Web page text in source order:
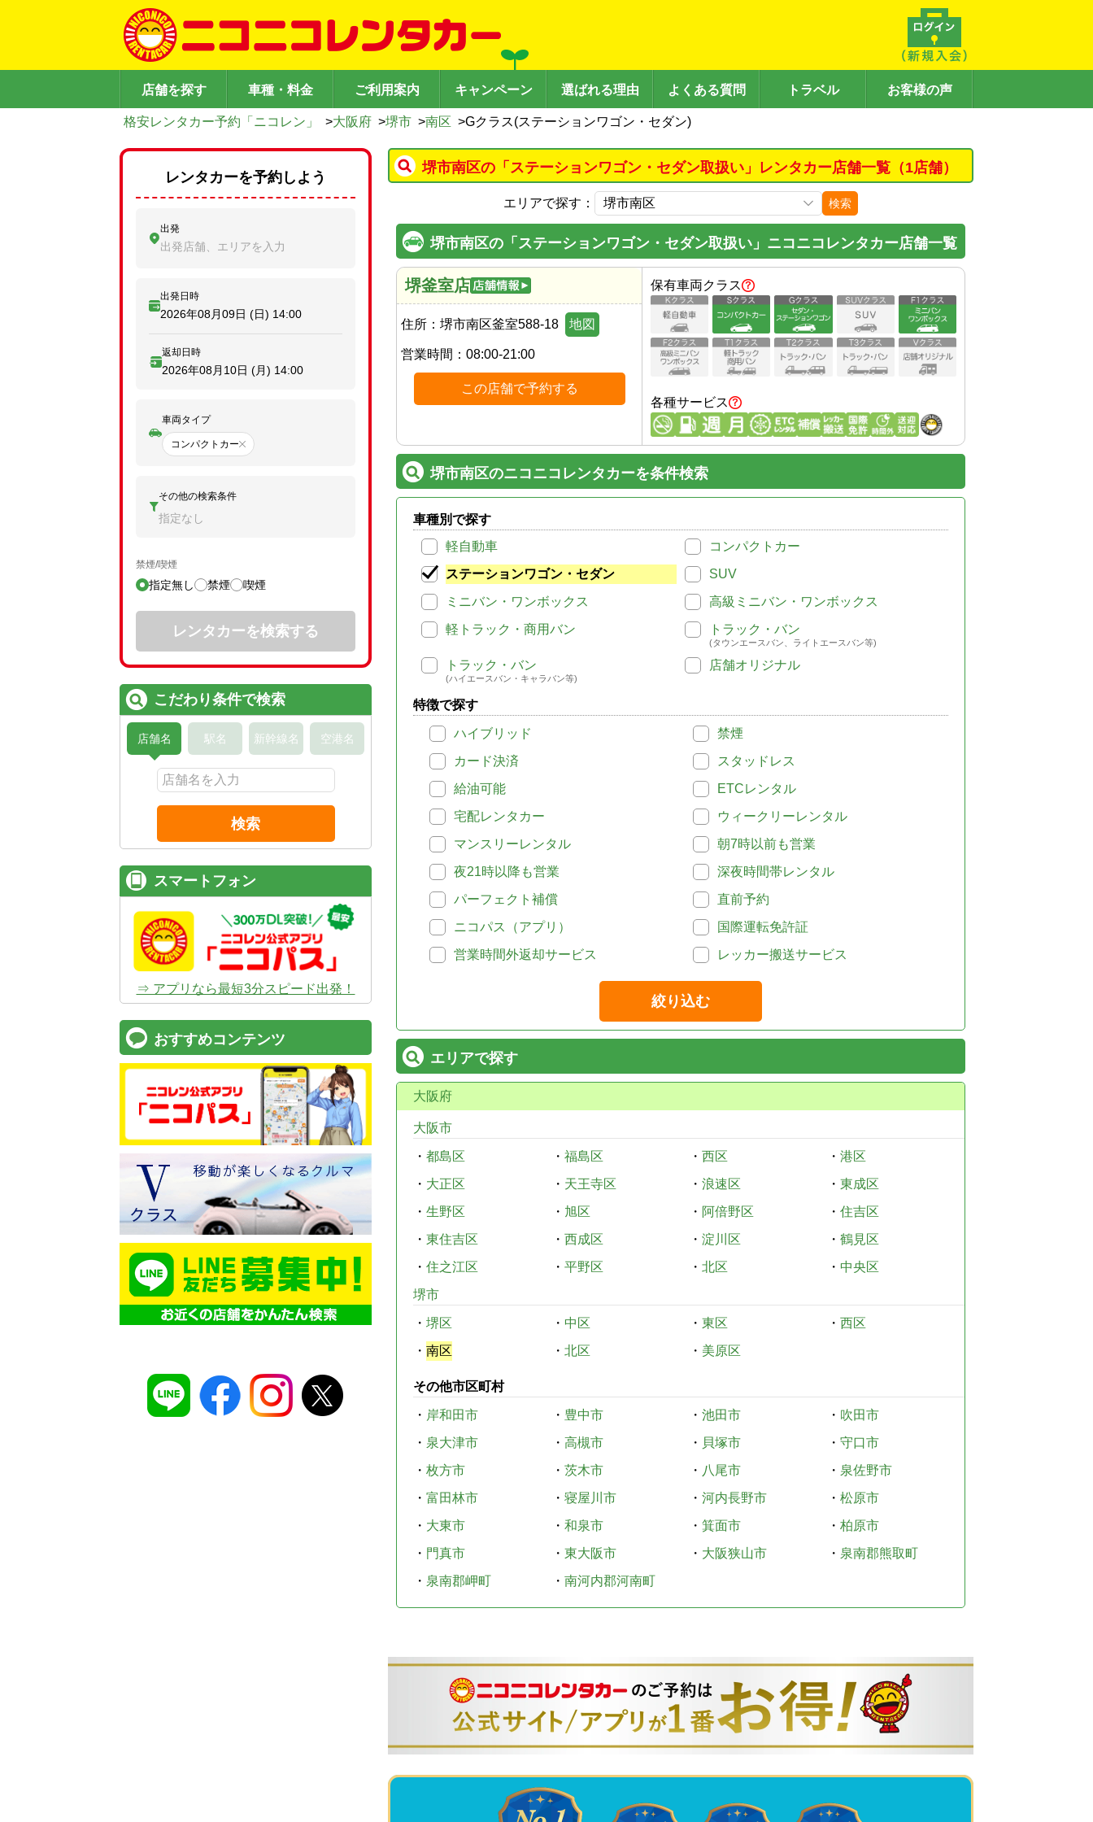
店舗を探す 車種・料金 ご利用案内 キャンペーン 選ばれる理由 よくある質問 トラベル お客様の声
格安レンタカー予約「ニコレン」 >大阪府 >堺市 >南区 >Gクラス(ステーションワゴン・セダン)
堺市南区の「ステーションワゴン・セダン取扱い」レンタカー店舗一覧（1店舗）
エリアで探す： 検索
堺市南区の「ステーションワゴン・セダン取扱い」ニコニコレンタカー店舗一覧
堺釜室店
住所： 堺市南区釜室588-18 地図
営業時間： 08:00-21:00
この店舗で予約する
保有車両クラス
各種サービス
堺市南区のニコニコレンタカーを条件検索
車種別で探す
軽自動車
コンパクトカー
ステーションワゴン・セダン
SUV
ミニバン・ワンボックス
高級ミニバン・ワンボックス
軽トラック・商用バン
トラック・バン
(タウンエースバン、ライトエースバン等)
トラック・バン
(ハイエースバン・キャラバン等)
店舗オリジナル
特徴で探す
ハイブリッド
禁煙
カード決済
スタッドレス
給油可能
ETCレンタル
宅配レンタカー
ウィークリーレンタル
マンスリーレンタル
朝7時以前も営業
夜21時以降も営業
深夜時間帯レンタル
パーフェクト補償
直前予約
ニコパス（アプリ）
国際運転免許証
営業時間外返却サービス
レッカー搬送サービス
絞り込む
エリアで探す
大阪府
大阪市
・ 都島区 ・ 福島区 ・ 西区 ・ 港区
・ 大正区 ・ 天王寺区 ・ 浪速区 ・ 東成区
・ 生野区 ・ 旭区 ・ 阿倍野区 ・ 住吉区
・ 東住吉区 ・ 西成区 ・ 淀川区 ・ 鶴見区
・ 住之江区 ・ 平野区 ・ 北区 ・ 中央区
堺市
・ 堺区 ・ 中区 ・ 東区 ・ 西区
・ 南区 ・ 北区 ・ 美原区
その他市区町村
・ 岸和田市 ・ 豊中市 ・ 池田市 ・ 吹田市
・ 泉大津市 ・ 高槻市 ・ 貝塚市 ・ 守口市
・ 枚方市 ・ 茨木市 ・ 八尾市 ・ 泉佐野市
・ 富田林市 ・ 寝屋川市 ・ 河内長野市 ・ 松原市
・ 大東市 ・ 和泉市 ・ 箕面市 ・ 柏原市
・ 門真市 ・ 東大阪市 ・ 大阪狭山市 ・ 泉南郡熊取町
・ 泉南郡岬町 ・ 南河内郡河南町
レンタカーを予約しよう
出発
出発店舗、エリアを入力
出発日時
2026年08月09日 (日) 14:00
返却日時
2026年08月10日 (月) 14:00
車両タイプ
コンパクトカー
その他の検索条件
指定なし
禁煙/喫煙
指定無し 禁煙 喫煙
レンタカーを検索する
こだわり条件で検索
店舗名 駅名 新幹線名 空港名
検索
スマートフォン
⇒ アプリなら最短3分スピード出発！
おすすめコンテンツ